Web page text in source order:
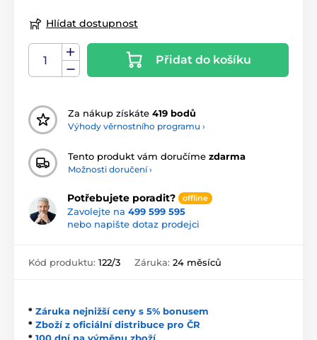
Hlídat dostupnost
Přidat do košíku
Za nákup získáte 419 bodů
Výhody věrnostního programu ›
Tento produkt vám doručíme zdarma
Možnosti doručení ›
Potřebujete poradit? offline
Zavolejte na 499 599 595
nebo napište dotaz prodejci
Kód produktu: 122/3 Záruka: 24 měsíců
* Záruka nejnižší ceny s 5% bonusem
* Zboží z oficiální distribuce pro ČR
* 100 dní na výměnu zboží